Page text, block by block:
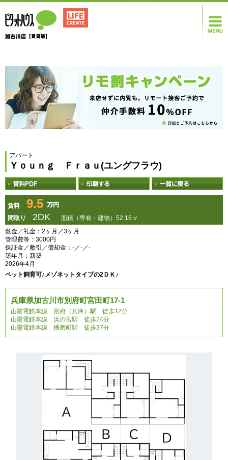
アパート
Ｙｏｕｎｇ Ｆｒａｕ(ユングフラウ)
賃料 9.5
間取り 2DK
面積（専有・建物）52.16㎡
敷金／礼金：2ヶ月／3ヶ月
管理費等：3000円
保証金／敷引／償却金：-／-／-
築年月：新築
2026年4月
ペット飼育可♪メゾネットタイプの2ＤＫ♪
兵庫県加古川市別府町宮田町17-1
山陽電鉄本線 別府（兵庫）駅 徒歩12分
山陽電鉄本線 浜の宮駅 徒歩24分
山陽電鉄本線 播磨町駅 徒歩37分